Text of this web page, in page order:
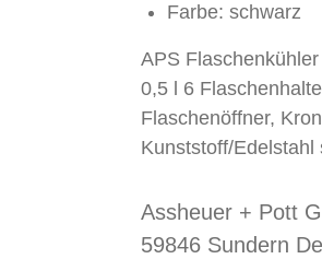
Farbe: schwarz
APS
0,5 l 6
Flaschenöffner,
Kunststoff/Edelstahl
Assheuer + Pott
59846 Sundern